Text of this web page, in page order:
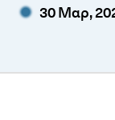
30 Μαρ,